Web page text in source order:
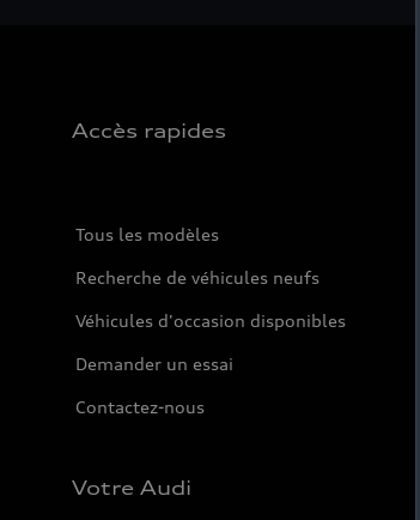
Accès rapides
Tous les modèles
Recherche de véhicules neufs
Véhicules d'occasion disponibles
Demander un essai
Contactez-nous
Votre Audi